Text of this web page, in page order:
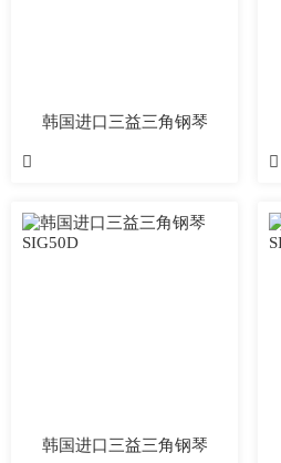
韩国进口三益三角钢琴
 
韩国进口三益三角钢琴